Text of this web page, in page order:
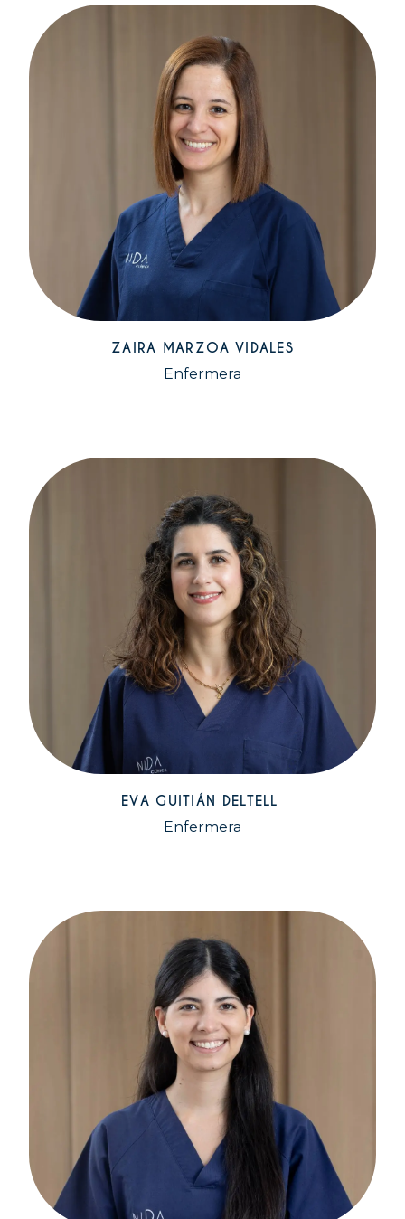
ZAIRA MARZOA VIDALES
Enfermera
EVA GUITIÁN DELTELL
Enfermera